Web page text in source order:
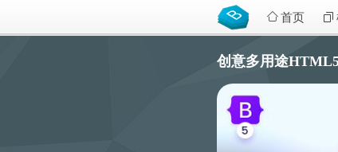
首页
创意多用途